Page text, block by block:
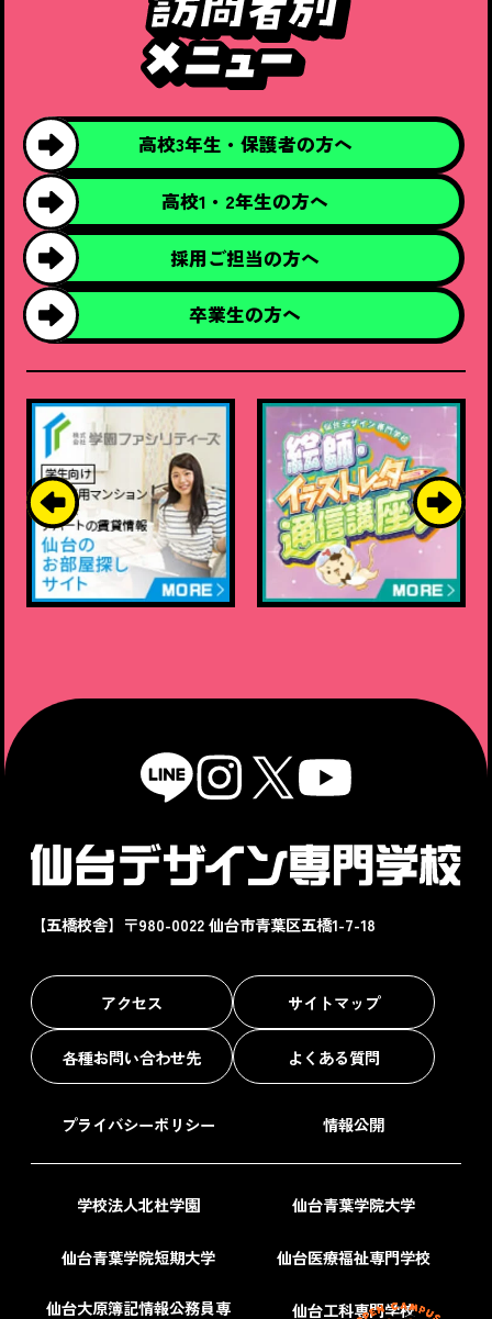
高校3年生・ 保護者の方へ
高校1・2年生の方へ
採用ご担当の方へ
卒業生の方へ
【五橋校舎】〒980-0022 仙台市青葉区五橋1-7-18
アクセス サイトマップ
各種お問い合わせ先 よくある質問
プライバシーポリシー 情報公開
学校法人北杜学園 仙台青葉学院大学
仙台青葉学院短期大学 仙台医療福祉専門学校
仙台大原簿記情報公務員専
仙台工科専門学校